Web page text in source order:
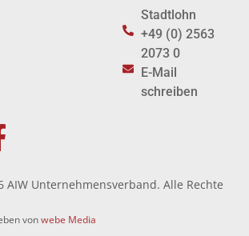
Stadtlohn
+49 (0) 2563
2073 0
E-Mail
schreiben
AIW Unternehmensverband. Alle Rechte
vonwebe Media